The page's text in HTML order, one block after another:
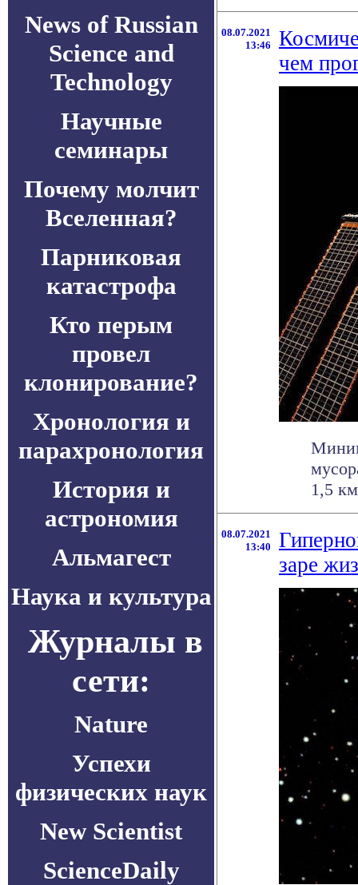
News of Russian
Science and
Technology
Научные
семинары
Почему молчит
Вселенная?
Парниковая
катастрофа
Кто перым
провел
клонирование?
Хронология и
парахронология
История и
астрономия
Альмагест
Наука и культура
Журналы в
сети:
Nature
Успехи
физических наук
New Scientist
ScienceDaily
08.07.2021
13:46
чем
1,5
08.07.2021
13:40
заре